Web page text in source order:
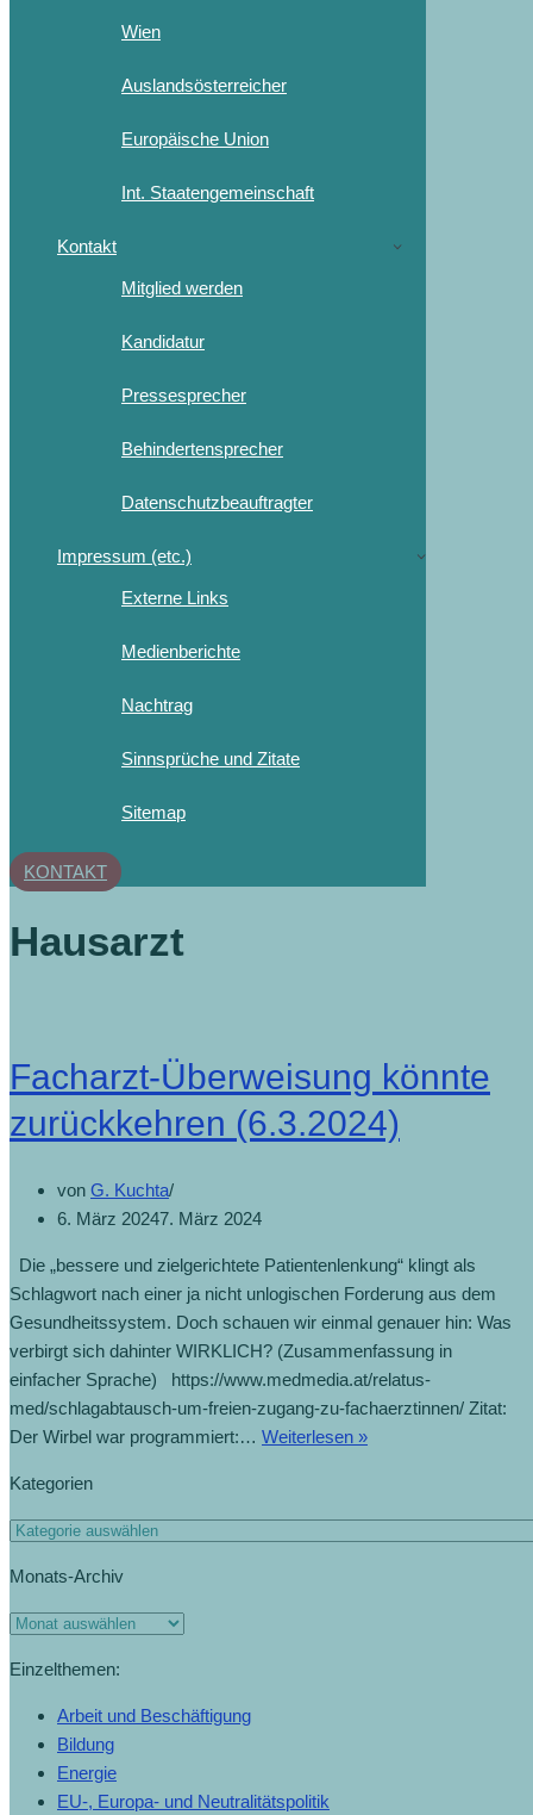
Wien
Auslandsösterreicher
Europäische Union
Int. Staatengemeinschaft
Kontakt
Mitglied werden
Kandidatur
Pressesprecher
Behindertensprecher
Datenschutzbeauftragter
Impressum (etc.)
Externe Links
Medienberichte
Nachtrag
Sinnsprüche und Zitate
Sitemap
KONTAKT
Hausarzt
Facharzt-Überweisung könnte
zurückkehren (6.3.2024)
von G. Kuchta
6. März 20247. März 2024
Die „bessere und zielgerichtete Patientenlenkung“ klingt als
Schlagwort nach einer ja nicht unlogischen Forderung aus dem
Gesundheitssystem. Doch schauen wir einmal genauer hin: Was
verbirgt sich dahinter WIRKLICH? (Zusammenfassung in
einfacher Sprache) https://www.medmedia.at/relatus-
med/schlagabtausch-um-freien-zugang-zu-fachaerztinnen/ Zitat:
Der Wirbel war programmiert:… Weiterlesen »Facharzt-
zurückkehren
Kategorien
Kategorien
Monats-Archiv
Monats-
Einzelthemen:
Arbeit und Beschäftigung
Bildung
Energie
EU-, Europa- und Neutralitätspolitik